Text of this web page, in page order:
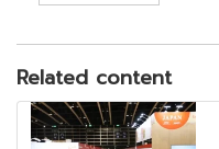
Related content